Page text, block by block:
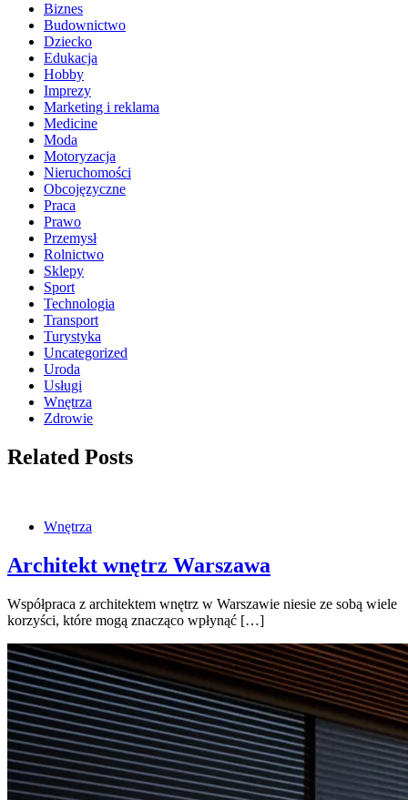
Biznes
Budownictwo
Dziecko
Edukacja
Hobby
Imprezy
Marketing i reklama
Medicine
Moda
Motoryzacja
Nieruchomości
Obcojęzyczne
Praca
Prawo
Przemysł
Rolnictwo
Sklepy
Sport
Technologia
Transport
Turystyka
Uncategorized
Uroda
Usługi
Wnętrza
Zdrowie
Related Posts
Wnętrza
Architekt wnętrz Warszawa
Współpraca z architektem wnętrz w Warszawie niesie ze sobą wiele
korzyści, które mogą znacząco wpłynąć […]